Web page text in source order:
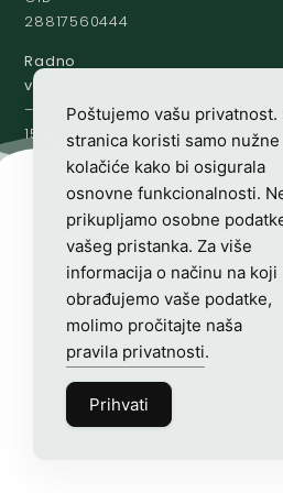
28817560444
Radno
vrijeme:
–
15:00
Poštujemo vašu privatnost.
stranica koristi samo nužne
kolačiće kako bi osigurala
osnovne funkcionalnosti.
prikupljamo osobne
vašeg pristanka. Za više
informacija o načinu na koji
obrađujemo vaše podatke,
molimo pročitajte naša
pravila privatnosti.
Prihvati